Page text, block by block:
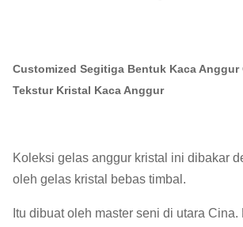
Customized Segitiga Bentuk Kaca Anggur
Tekstur Kristal Kaca Anggur
Koleksi gelas anggur kristal ini dibakar
oleh gelas kristal bebas timbal.
Itu dibuat oleh master seni di utara